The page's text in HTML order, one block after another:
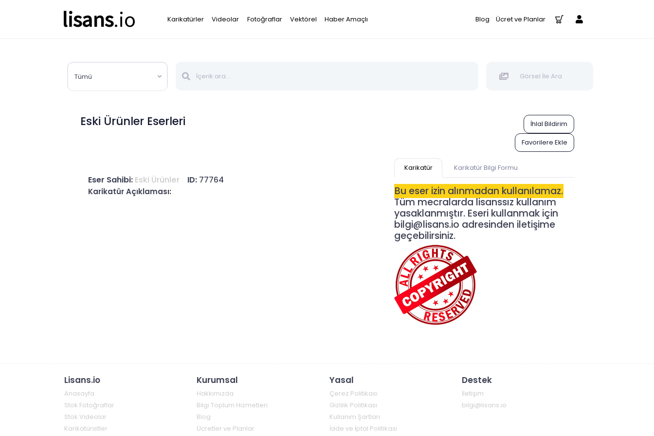
lisans.io Karikatürler Videolar Fotoğraflar Vektörel Haber Amaçlı Blog Ücret ve Planlar
Tümü Görsel İle Ara
Eski Ürünler Eserleri
İhlal Bildirim
Favorilere Ekle
Karikatür Karikatür Bilgi Formu
Bu eser izin alınmadan kullanılamaz.
Tüm mecralarda lisanssız kullanım
yasaklanmıştır. Eseri kullanmak için
bilgi@lisans.io adresinden iletişime
geçebilirsiniz.
Eser Sahibi: Eski Ürünler ID: 77764
Karikatür Açıklaması:
Lisans.io
Anasayfa
Stok Fotoğraflar
Stok Videolar
Karikatüristler
Kurumsal
Hakkımızda
Bilgi Toplum Hizmetleri
Blog
Ücretler ve Planlar
Yasal
Çerez Politikası
Gizlilik Politikası
Kullanım Şartları
İade ve İptal Politikası
Destek
İletişim
bilgi@lisans.io